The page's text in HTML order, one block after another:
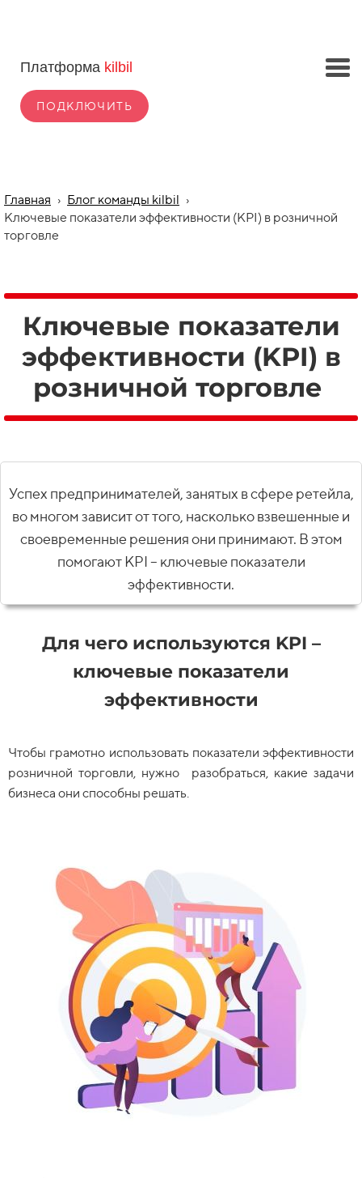
Платформа kilbil
ПОДКЛЮЧИТЬ
Главная › Блог команды kilbil ›
Ключевые показатели эффективности (KPI) в розничной
торговле
Ключевые показатели
эффективности (KPI) в
розничной торговле
Успех предпринимателей, занятых в сфере ретейла,
во многом зависит от того, насколько взвешенные и
своевременные решения они принимают. В этом
помогают KPI – ключевые показатели
эффективности.
Для чего используются KPI –
ключевые показатели
эффективности
Чтобы грамотно использовать показатели эффективности
розничной торговли, нужно разобраться, какие задачи
бизнеса они способны решать.